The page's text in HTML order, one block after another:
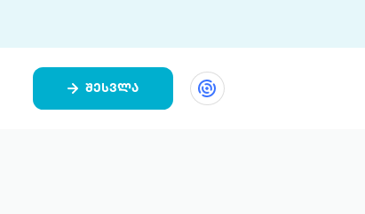
შესვლა